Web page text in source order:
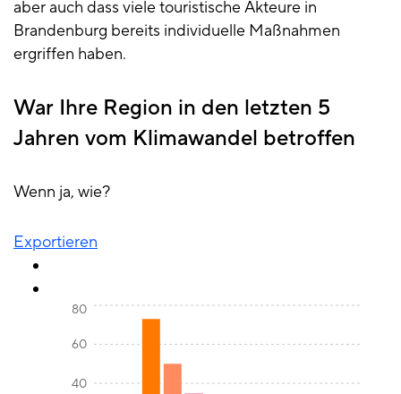
aber auch dass viele touristische Akteure in
Brandenburg bereits individuelle Maßnahmen
ergriffen haben.
War Ihre Region in den letzten 5
Jahren vom Klimawandel betroffen
Wenn ja, wie?
Exportieren
40
60
80